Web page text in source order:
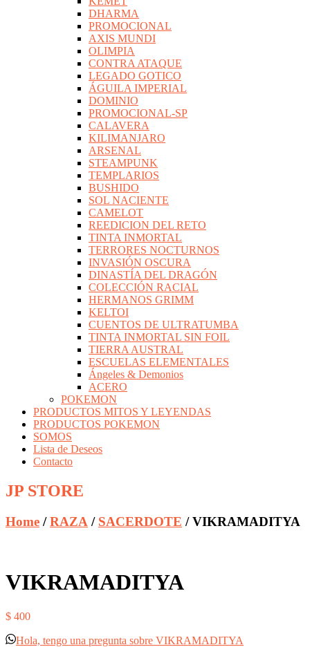
DHARMA
PROMOCIONAL
AXIS MUNDI
OLIMPIA
CONTRA ATAQUE
LEGADO GOTICO
ÁGUILA IMPERIAL
DOMINIO
PROMOCIONAL-SP
CALAVERA
KILIMANJARO
ARSENAL
STEAMPUNK
TEMPLARIOS
BUSHIDO
SOL NACIENTE
CAMELOT
REEDICION DEL RETO
TINTA INMORTAL
TERRORES NOCTURNOS
INVASIÓN OSCURA
DINASTÍA DEL DRAGÓN
COLECCIÓN RACIAL
HERMANOS GRIMM
KELTOI
CUENTOS DE ULTRATUMBA
TINTA INMORTAL SIN FOIL
TIERRA AUSTRAL
ESCUELAS ELEMENTALES
Ángeles & Demonios
ACERO
POKEMON
PRODUCTOS MITOS Y LEYENDAS
PRODUCTOS POKEMON
SOMOS
Lista de Deseos
Contacto
JP STORE
Home /RAZA / SACERDOTE / VIKRAMADITYA
VIKRAMADITYA
$ 400
Hola, tengo una pregunta sobre VIKRAMADITYA